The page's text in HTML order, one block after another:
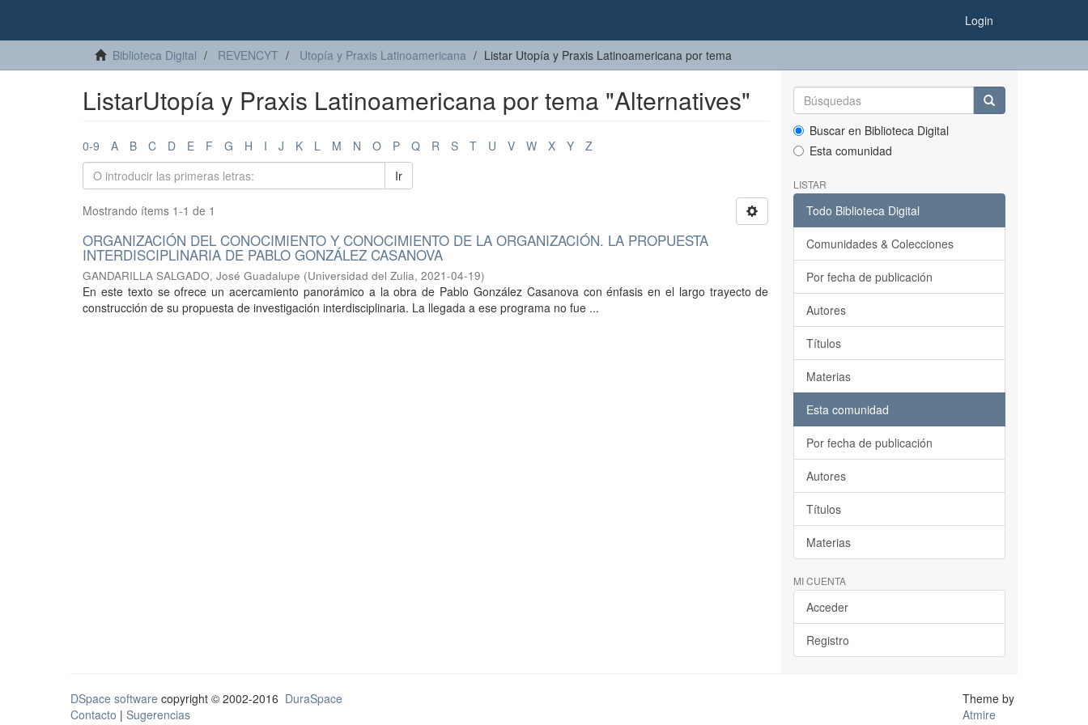
Login
Biblioteca Digital REVENCYT Utopía y Praxis Latinoamericana Listar Utopía y Praxis Latinoamericana por tema
ListarUtopía y Praxis Latinoamericana por tema "Alternatives"
0-9 A B C D E F G H I J K L M N O P Q R S T U V W X Y
Z
Ir
Mostrando ítems 1-1 de 1
ORGANIZACIÓN DEL CONOCIMIENTO Y CONOCIMIENTO DE LA ORGANIZACIÓN. LA PROPUESTA
INTERDISCIPLINARIA DE PABLO GONZÁLEZ CASANOVA
GANDARILLA SALGADO, José Guadalupe (Universidad del Zulia, 2021-04-19)
En este texto se ofrece un acercamiento panorámico a la obra de Pablo González Casanova con énfasis en el largo trayecto de
construcción de su propuesta de investigación interdisciplinaria. La llegada a ese programa no fue ...
Buscar en Biblioteca Digital
Esta comunidad
LISTAR
Todo Biblioteca Digital
Comunidades & Colecciones
Por fecha de publicación
Autores
Títulos
Materias
Esta comunidad
Por fecha de publicación
Autores
Títulos
Materias
MI CUENTA
Acceder
Registro
DSpace software copyright © 2002-2016 DuraSpace
Contacto | Sugerencias
Theme by
Atmire